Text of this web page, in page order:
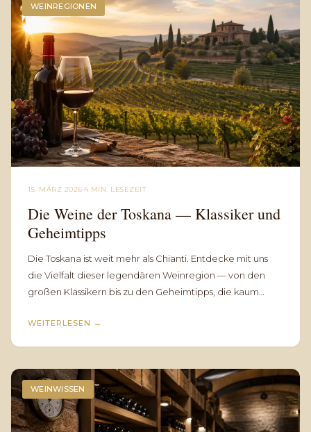
WEINREGIONEN
15. MÄRZ 2026·4 MIN. LESEZEIT
Die Weine der Toskana — Klassiker und
Geheimtipps
Die Toskana ist weit mehr als Chianti. Entdecke mit uns
die Vielfalt dieser legendären Weinregion — von den
großen Klassikern bis zu den Geheimtipps, die kaum
WEITERLESEN →
WEINWISSEN